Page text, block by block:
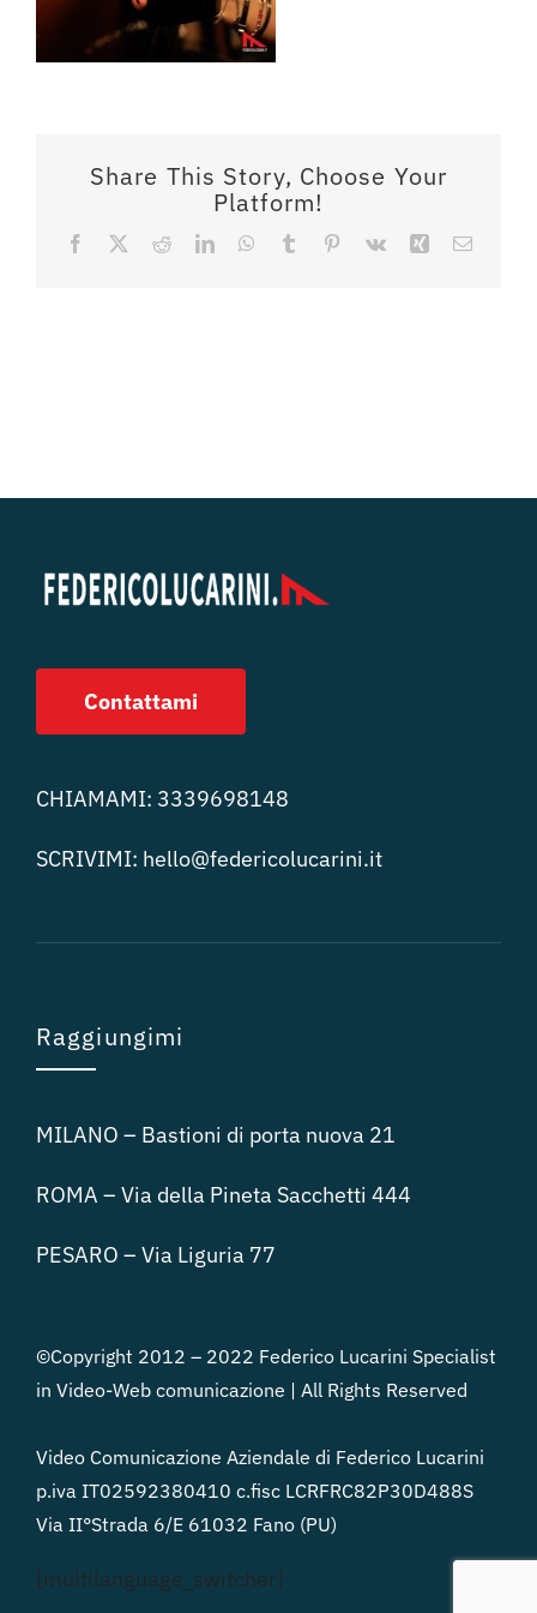
Share This Story, Choose Your
Platform!
Facebook RedditLinkedInWhatsApp
Tumblr Pinterest
Vk Xing Email
Contattami
CHIAMAMI: 3339698148
SCRIVIMI: hello@federicolucarini.it
Raggiungimi
MILANO – Bastioni di porta nuova 21
ROMA – Via della Pineta Sacchetti 444
PESARO – Via Liguria 77
©Copyright 2012 – 2022 Federico Lucarini Specialist
in Video-Web comunicazione | All Rights Reserved
Video Comunicazione Aziendale di Federico Lucarini
p.iva IT02592380410 c.fisc LCRFRC82P30D488S
Via II°Strada 6/E 61032 Fano (PU)
[multilanguage_switcher]